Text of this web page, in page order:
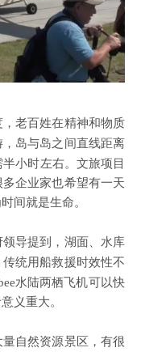
老百姓在精神和物质
岛与岛之间直线距离
小时左右。文旅项目
企业家也希望有一天
间就是生命。
导提到，湖面、水库
统用船救援时效性不
水陆两栖飞机可以快
义重大。
自然资源景区，有很